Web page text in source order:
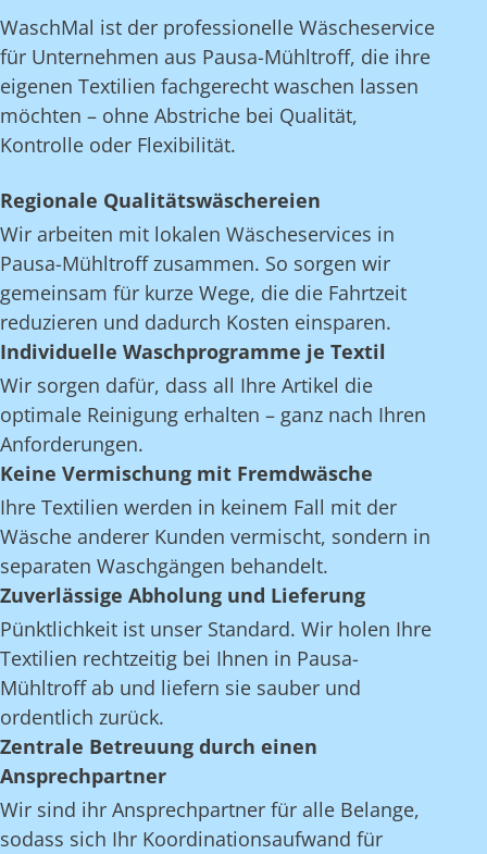
WaschMal ist der professionelle Wäscheservice
für Unternehmen aus Pausa-Mühltroff, die ihre
eigenen Textilien fachgerecht waschen lassen
möchten – ohne Abstriche bei Qualität,
Kontrolle oder Flexibilität.
Regionale Qualitätswäschereien
Wir arbeiten mit lokalen Wäscheservices in
Pausa-Mühltroff zusammen. So sorgen wir
gemeinsam für kurze Wege, die die Fahrtzeit
reduzieren und dadurch Kosten einsparen.
Individuelle Waschprogramme je Textil
Wir sorgen dafür, dass all Ihre Artikel die
optimale Reinigung erhalten – ganz nach Ihren
Anforderungen.
Keine Vermischung mit Fremdwäsche
Ihre Textilien werden in keinem Fall mit der
Wäsche anderer Kunden vermischt, sondern in
separaten Waschgängen behandelt.
Zuverlässige Abholung und Lieferung
Pünktlichkeit ist unser Standard. Wir holen Ihre
Textilien rechtzeitig bei Ihnen in Pausa-
Mühltroff ab und liefern sie sauber und
ordentlich zurück.
Zentrale Betreuung durch einen
Ansprechpartner
Wir sind ihr Ansprechpartner für alle Belange,
sodass sich Ihr Koordinationsaufwand für